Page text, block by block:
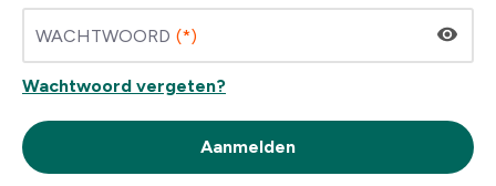
WACHTWOORD
Wachtwoord vergeten?
Aanmelden